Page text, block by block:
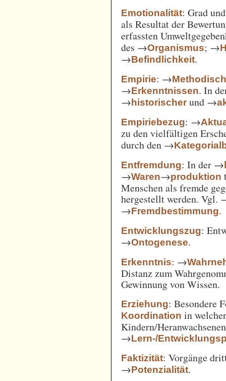
Emotionalität: Grad
als Resultat der
erfassten
des →Organismus; →
→Befindlichkeit.
Empirie: →
→Erkenntnissen. In
→historischer und →
Empiriebezug: →
zu den vielfältigen
durch den →
Entfremdung: In der →
→Waren→produktion
Menschen als fremde
hergestellt werden. Vgl.
→Fremdbestimmung.
Entwicklungszug:
→Ontogenese.
Erkenntnis: →
Distanz zum
Gewinnung von Wissen.
Erziehung: Besondere
Koordination in
Kindern/
→Lern-/
Faktizität: Vorgänge
→Potenzialität.